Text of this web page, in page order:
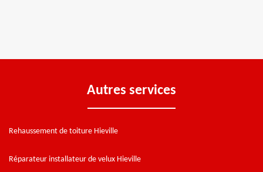
Autres services
Rehaussement de toiture Hieville
Réparateur installateur de velux Hieville